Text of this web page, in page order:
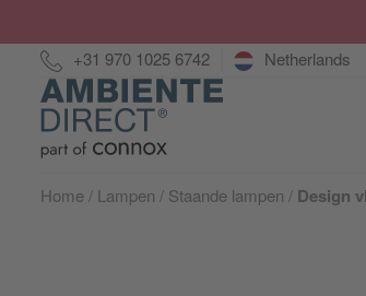
Hotline:
+31 970 1025 6742 Netherlands
Home
Home Lampen Staande lampen Design